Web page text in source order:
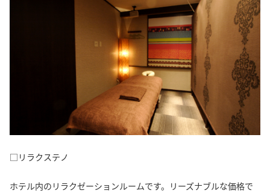
□リラクステノ
ホテル内のリラクゼーションルームです。リーズナブルな価格で